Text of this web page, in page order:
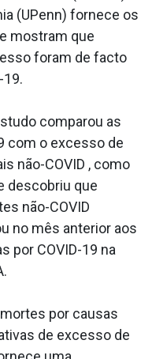
(UPenn) fornece os
mostram que
foram de facto
comparou as
com o excesso de
não-COVID , como
descobriu que
não-COVID
no mês anterior aos
por COVID-19 na
por causas
de excesso de